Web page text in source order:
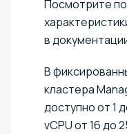
Посмотрите
в
В
кластера
доступно от 1
vCPU от 16 до